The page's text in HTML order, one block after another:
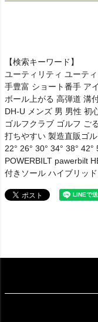
【検索キーワード】
ユーティリティ ユーテ
手豊富 ショート番手 ア
ボール上がる 高弾道 溝
DH-U メンズ 男 男性 初
ゴルフクラブ ゴルフ ご
打ちやすい 製造直販ゴ
22° 26° 30° 34° 38°
POWERBILT pawerbilt
付きソール ハイブリッ